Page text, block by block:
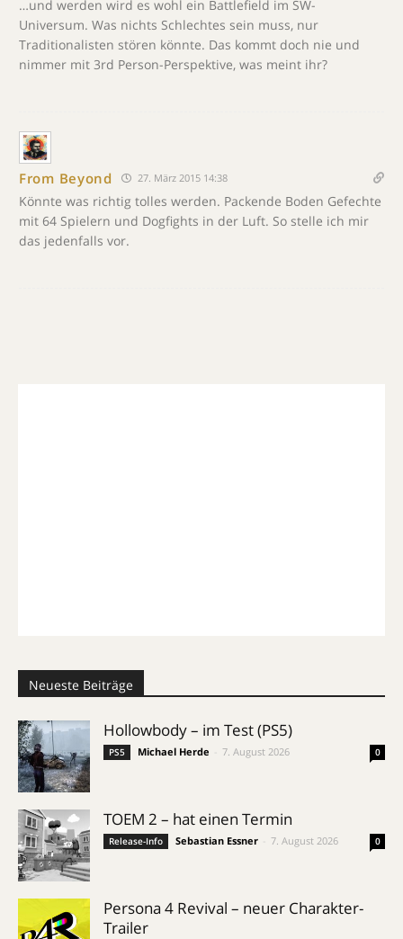
…und werden wird es wohl ein Battlefield im SW-
Universum. Was nichts Schlechtes sein muss, nur
Traditionalisten stören könnte. Das kommt doch nie und
nimmer mit 3rd Person-Perspektive, was meint ihr?
From Beyond 27. März 2015 14:38
Könnte was richtig tolles werden. Packende Boden Gefechte
mit 64 Spielern und Dogfights in der Luft. So stelle ich mir
das jedenfalls vor.
Neueste Beiträge
Hollowbody – im Test (PS5)
PS5 Michael Herde 7. August 2026 0
TOEM 2 – hat einen Termin
Release-Info Sebastian Essner 7. August 2026 0
Persona 4 Revival – neuer Charakter-
Trailer